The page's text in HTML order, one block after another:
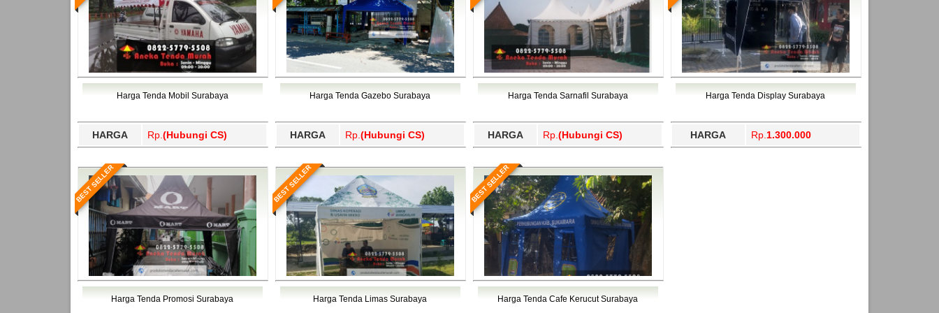
Harga Tenda Mobil Surabaya
HARGA Rp. (Hubungi CS)
Harga Tenda Gazebo Surabaya
HARGA Rp. (Hubungi CS)
Harga Tenda Sarnafil Surabaya
HARGA Rp. (Hubungi CS)
Harga Tenda Display Surabaya
HARGA Rp. 1.300.000
BEST SELLER
Harga Tenda Promosi Surabaya
BEST SELLER
Harga Tenda Limas Surabaya
BEST SELLER
Harga Tenda Cafe Kerucut Surabaya